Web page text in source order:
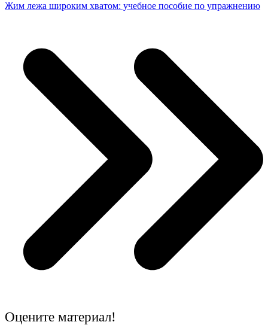
Жим лежа широким хватом: учебное пособие по упражнению
Оцените материал!